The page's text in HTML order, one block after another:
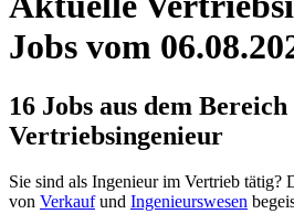
Jobs vom
16 Jobs aus dem Bereich
Vertriebsingenieur
Sie sind als Ingenieur im Vertrieb tätig?
von Verkaufund Ingenieurswesen